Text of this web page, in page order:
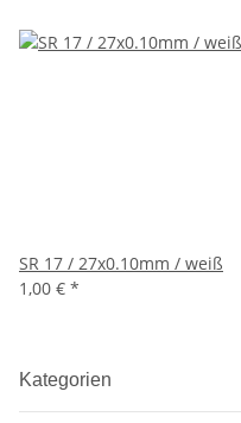
SR 17 / 27x0.10mm / weiß
1,00 € *
Kategorien